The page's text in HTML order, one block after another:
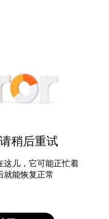
稍后重试
这儿，它可能正忙着
就能恢复正常